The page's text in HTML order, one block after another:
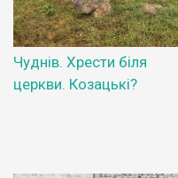
Чуднів. Хрести біля
церкви. Козацькі?